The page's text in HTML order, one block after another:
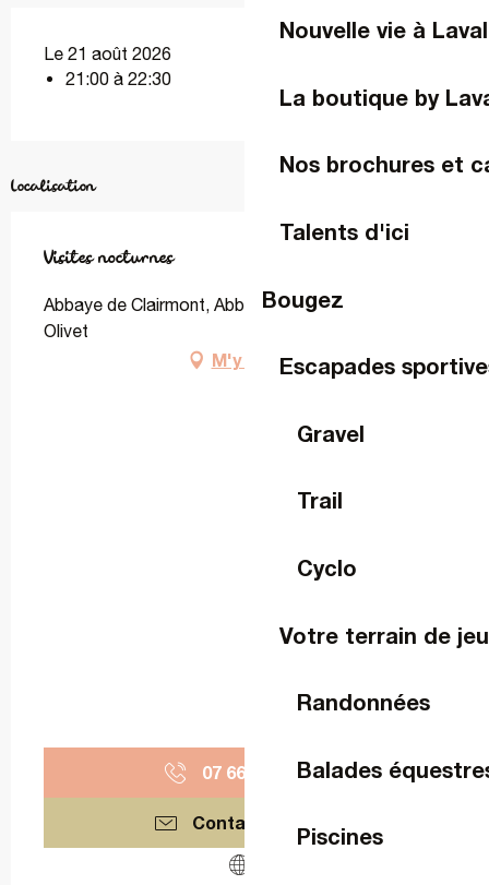
Nouvelle vie à Laval
La boutique by
Nos brochures et
Talents d'ici
Bougez
Escapades
Gravel
Trail
Cyclo
Votre terrain de
Randonnées
Balades
Piscines
Le 21 août 2026
21:00 à 22:30
Localisation
Visites nocturnes
Abbaye de Clairmont, Abbaye de Clairmont, 53410
Olivet
M'y rendre
07 66 70 98▒▒
Contactez-nous